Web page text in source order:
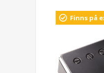
Finns på